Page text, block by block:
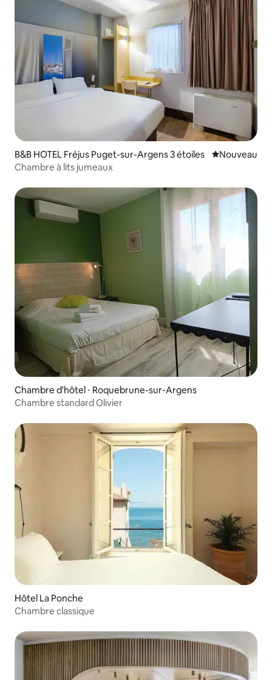
B&B HOTEL Fréjus Puget-sur-Argens 3 étoiles Nouvel
Nouveau
Chambre à lits jumeaux
Chambre d'hôtel ⋅ Roquebrune-sur-Argens
Chambre standard Olivier
Hôtel La Ponche
Chambre classique